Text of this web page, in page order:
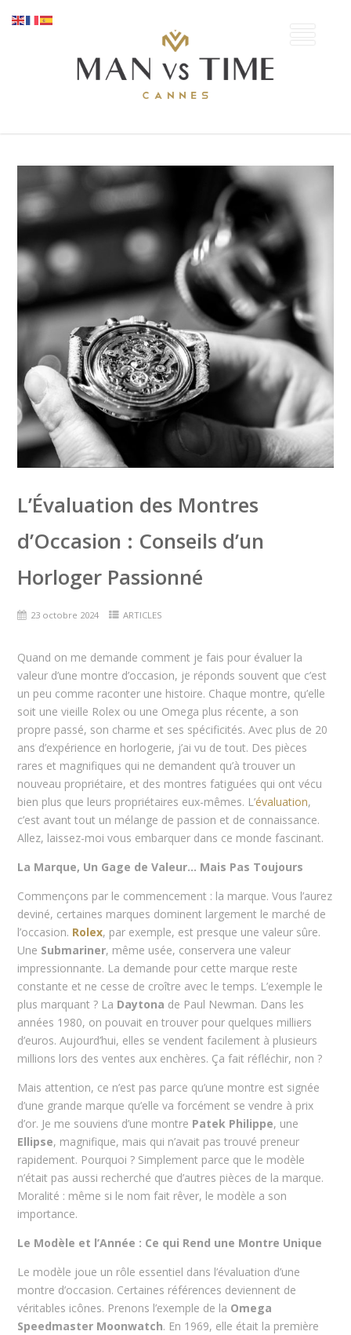
L’Évaluation des Montres
d’Occasion : Conseils d’un
Horloger Passionné
23 octobre 2024 ARTICLES
Quand on me demande comment je fais pour évaluer la
valeur d’une montre d’occasion, je réponds souvent que c’est
un peu comme raconter une histoire. Chaque montre, qu’elle
soit une vieille Rolex ou une Omega plus récente, a son
propre passé, son charme et ses spécificités. Avec plus de 20
ans d’expérience en horlogerie, j’ai vu de tout. Des pièces
rares et magnifiques qui ne demandent qu’à trouver un
nouveau propriétaire, et des montres fatiguées qui ont vécu
bien plus que leurs propriétaires eux-mêmes. L’évaluation,
c’est avant tout un mélange de passion et de connaissance.
Allez, laissez-moi vous embarquer dans ce monde fascinant.
La Marque, Un Gage de Valeur… Mais Pas Toujours
Commençons par le commencement : la marque. Vous l’aurez
deviné, certaines marques dominent largement le marché de
l’occasion. Rolex, par exemple, est presque une valeur sûre.
Une Submariner, même usée, conservera une valeur
impressionnante. La demande pour cette marque reste
constante et ne cesse de croître avec le temps. L’exemple le
plus marquant ? La Daytona de Paul Newman. Dans les
années 1980, on pouvait en trouver pour quelques milliers
d’euros. Aujourd’hui, elles se vendent facilement à plusieurs
millions lors des ventes aux enchères. Ça fait réfléchir, non ?
Mais attention, ce n’est pas parce qu’une montre est signée
d’une grande marque qu’elle va forcément se vendre à prix
d’or. Je me souviens d’une montre Patek Philippe, une
Ellipse, magnifique, mais qui n’avait pas trouvé preneur
rapidement. Pourquoi ? Simplement parce que le modèle
n’était pas aussi recherché que d’autres pièces de la marque.
Moralité : même si le nom fait rêver, le modèle a son
importance.
Le Modèle et l’Année : Ce qui Rend une Montre Unique
Le modèle joue un rôle essentiel dans l’évaluation d’une
montre d’occasion. Certaines références deviennent de
véritables icônes. Prenons l’exemple de la Omega
Speedmaster Moonwatch. En 1969, elle était la première